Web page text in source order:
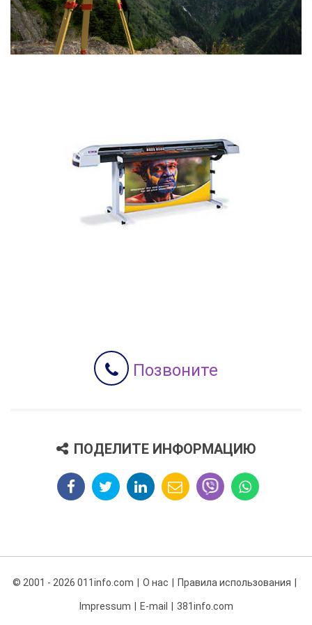
Позвоните
ПОДЕЛИТЕ ИНФОРМАЦИЮ
© 2001 - 2026 011info.com О нас Правила использования
Impressum E-mail 381info.com